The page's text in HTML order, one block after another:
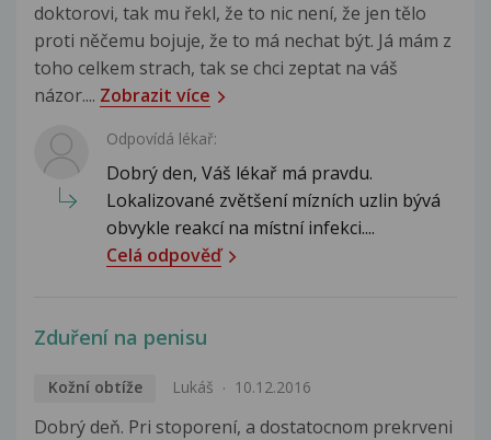
doktorovi, tak mu řekl, že to nic není, že jen tělo
proti něčemu bojuje, že to má nechat být. Já mám z
toho celkem strach, tak se chci zeptat na váš
názor.... Zobrazit více
Odpovídá lékař:
Dobrý den, Váš lékař má pravdu.
Lokalizované zvětšení mízních uzlin bývá
obvykle reakcí na místní infekci....
Celá odpověď
Zduření na penisu
Kožní obtíže Lukáš 10.12.2016
Dobrý deň. Pri stoporení, a dostatocnom prekrveni